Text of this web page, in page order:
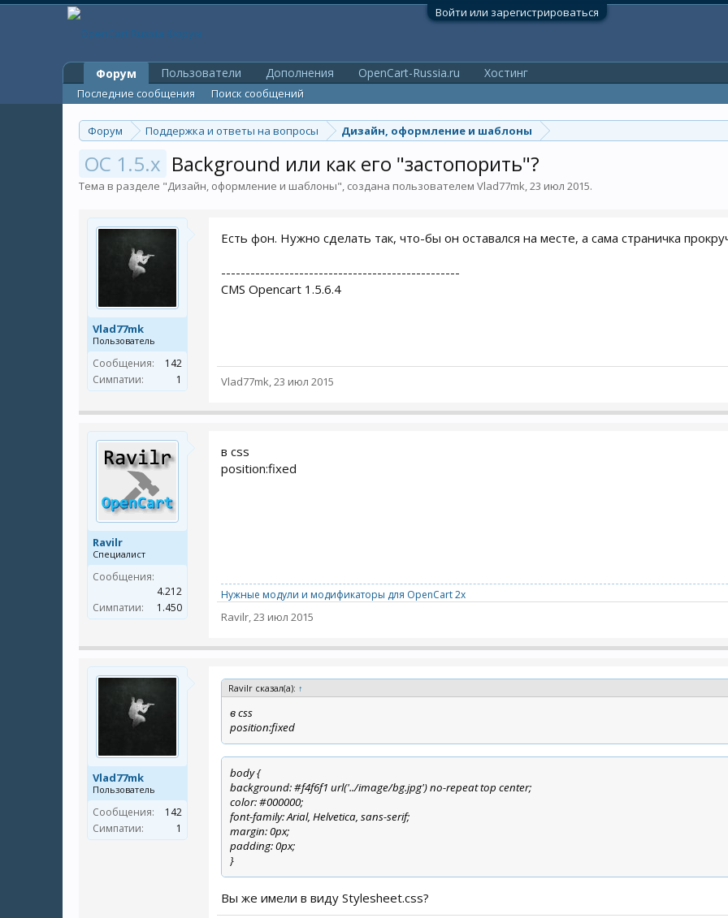
Войти или зарегистрироваться
Форум Поддержка и ответы на вопросы Дизайн, оформление и шаблоны
OC 1.5.x Background или как его "застопорить"?
Тема в разделе "Дизайн, оформление и шаблоны", создана пользователем Vlad77mk,23 июл 2015.
Vlad77mk
Пользователь
Сообщения:
142
Симпатии:
1
Есть фон. Нужно сделать так, что-бы он оставался на месте, а сама страничка
-------------------------------------------------
CMS Opencart 1.5.6.4
Vlad77mk,23 июл 2015
Ravilr
Специалист
Сообщения:
4.212
Симпатии:
1.450
в css
position:fixed
Нужные модули и модификаторы для OpenCart 2x
Ravilr,23 июл 2015
Vlad77mk
Пользователь
Сообщения:
142
Симпатии:
1
Ravilr сказал(а): ↑
в css
position:fixed
body {
background: #f4f6f1 url('../image/bg.jpg') no-repeat top center;
color: #000000;
font-family: Arial, Helvetica, sans-serif;
margin: 0px;
padding: 0px;
}
Вы же имели в виду Stylesheet.css?
Форум
Последние сообщения Поиск сообщений
Пользователи Дополнения OpenCart-Russia.ru Хостинг